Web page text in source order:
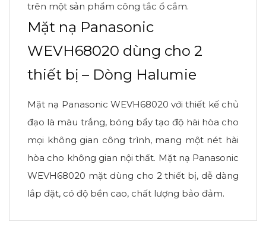
trên một sản phẩm công tắc ổ cắm.
Mặt nạ Panasonic
WEVH68020 dùng cho 2
thiết bị – Dòng Halumie
Mặt nạ Panasonic WEVH68020 với thiết kế chủ
đạo là màu trắng, bóng bẩy tạo độ hài hòa cho
mọi không gian công trình, mang một nét hài
hòa cho không gian nội thất. Mặt nạ Panasonic
WEVH68020 mặt dùng cho 2 thiết bị, dễ dàng
lắp đặt, có độ bền cao, chất lượng bảo đảm.